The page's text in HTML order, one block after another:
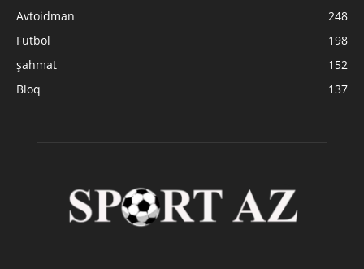
Avtoidman
248
Futbol
198
şahmat
152
Bloq
137